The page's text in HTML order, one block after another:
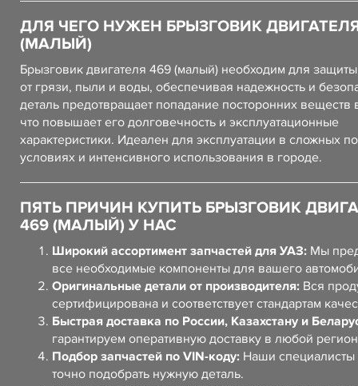
ДЛЯ ЧЕГО НУЖЕН БРЫЗГОВИК
(МАЛЫЙ)
Брызговик двигателя 469 (малый) необходим для
от грязи, пыли и воды, обеспечивая надежность и
деталь предотвращает попадание посторонних веществ
что повышает его долговечность и эксплуатационные
характеристики. Идеален для эксплуатации в сложных
условиях и интенсивного использования в городе.
ПЯТЬ ПРИЧИН КУПИТЬ БРЫЗГОВИК
469 (МАЛЫЙ) У НАС
Широкий ассортимент запчастей для УАЗ: Мы
все необходимые компоненты для вашего
Оригинальные детали от производителя: Вся
сертифицирована и соответствует стандартам
Быстрая доставка по России, Казахстану и
гарантируем оперативную доставку в любой
Подбор запчастей по VIN-коду: Наши специалисты
точно подобрать нужную деталь.